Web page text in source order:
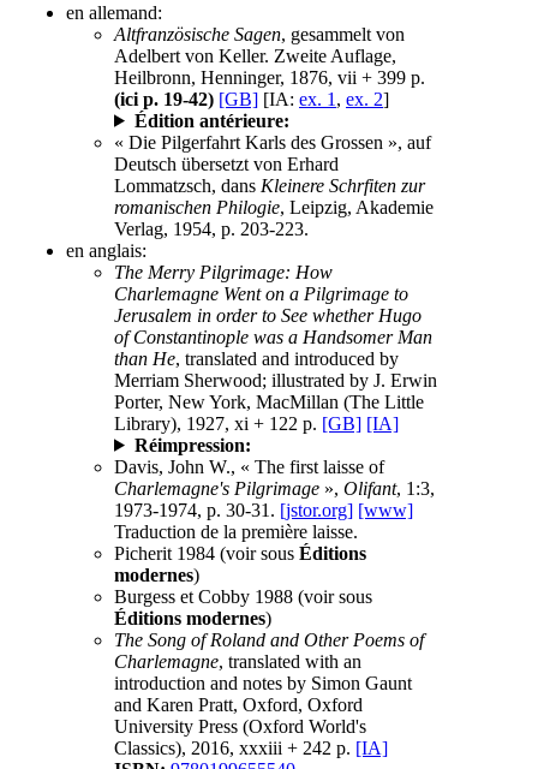
en allemand:
Altfranzösische Sagen, gesammelt von
Adelbert von Keller. Zweite Auflage,
Heilbronn, Henninger, 1876, vii + 399 p.
(ici p. 19-42) [GB] [IA: ex. 1 , ex. 2]
Édition antérieure:
« Die Pilgerfahrt Karls des Grossen », auf
Deutsch übersetzt von Erhard
Lommatzsch, dans Kleinere Schrfiten zur
romanischen Philogie, Leipzig, Akademie
Verlag, 1954, p. 203-223.
en anglais:
The Merry Pilgrimage: How
Charlemagne Went on a Pilgrimage to
Jerusalem in order to See whether Hugo
of Constantinople was a Handsomer Man
than He, translated and introduced by
Merriam Sherwood; illustrated by J. Erwin
Porter, New York, MacMillan (The Little
Library), 1927, xi + 122 p. [GB] [IA]
Réimpression:
Davis, John W., « The first laisse of
Charlemagne's Pilgrimage », Olifant, 1:3,
1973-1974, p. 30-31. [jstor.org] [www]
Traduction de la première laisse.
Picherit 1984 (voir sous Éditions
modernes)
Burgess et Cobby 1988 (voir sous
Éditions modernes)
The Song of Roland and Other Poems of
Charlemagne, translated with an
introduction and notes by Simon Gaunt
and Karen Pratt, Oxford, Oxford
University Press (Oxford World's
Classics), 2016, xxxiii + 242 p. [IA]